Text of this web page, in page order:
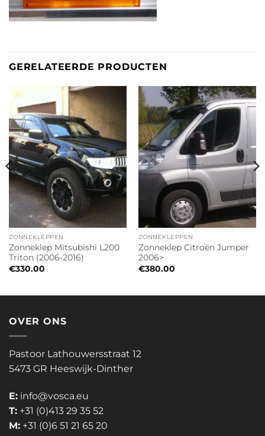
GERELATEERDE PRODUCTEN
ZONNEKLEPPEN
Zonneklep Mitsubishi L200
Triton (2006-2016)
€330.00
ZONNEKLEPPEN
Zonneklep Citroën Jumper
2006>
€380.00
OVER ONS
Pastoor Lathouwersstraat 12
5473 GR Heeswijk-Dinther
E: info@vosca.eu
T: +31 (0)413 29 35 52
M: +31 (0)6 51 21 65 20